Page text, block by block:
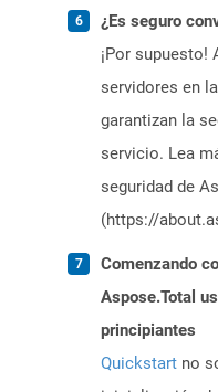
¿Es seguro
¡Por supuesto!
servidores en
garantizan la
servicio. Lea
seguridad de
(https://
Comenzando
Aspose.Total
principiantes
Quickstart no